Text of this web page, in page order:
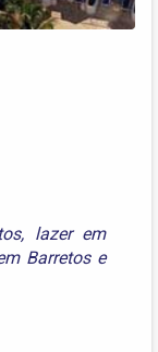
, lazer em
Barretose